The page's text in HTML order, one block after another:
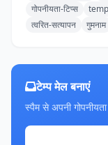
गोपनीयता-टिप्स
त्वरित-सत्यापन
गुमनाम
टेम्प मेल बनाएं
स्पैम से अपनी गोपनीयता